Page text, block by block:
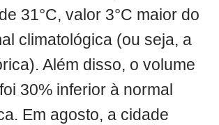
31°C, valor 3°C maior do
climatológica (ou seja, a
Além disso, o volume
30% inferior à normal
Em agosto, a cidade